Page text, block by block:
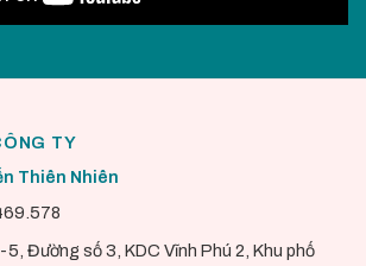
TY
Thiên Nhiên
Đường số 3, KDC Vĩnh Phú 2, Khu phố